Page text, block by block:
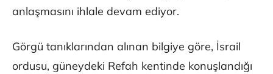
anlaşmasını ihlale devam ediyor.
Görgü tanıklarından alınan bilgiye göre, İsrail
ordusu, güneydeki Refah kentinde konuşlandığı